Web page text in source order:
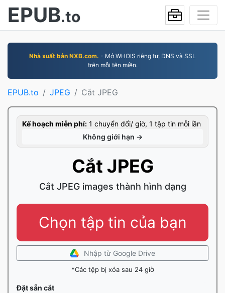
EPUB.to
Nhà xuất bản NXB.com. - Mở WHOIS riêng tư, DNS và SSL
trên mỗi tên miền.
EPUB.to JPEG Cắt JPEG
Kế hoạch miễn phí: 1 chuyển đổi/ giờ, 1 tập tin mỗi lần
Không giới hạn →
Cắt JPEG
Cắt JPEG images thành hình dạng
Chọn tập tin của bạn
Nhập từ Google Drive
*Các tệp bị xóa sau 24 giờ
Đặt sẵn cắt